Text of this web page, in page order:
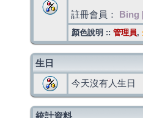
註冊會員： Bing
顏色說明 :: 管理員,
生日
今天沒有人生日